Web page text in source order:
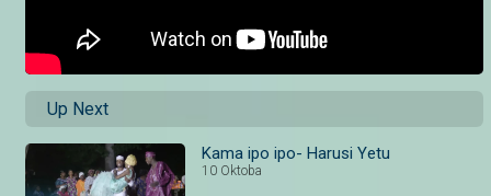
Up Next
Kama ipo ipo- Harusi Yetu
10 Oktoba